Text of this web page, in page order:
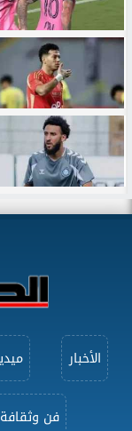
الأخبار
فن وثقافة